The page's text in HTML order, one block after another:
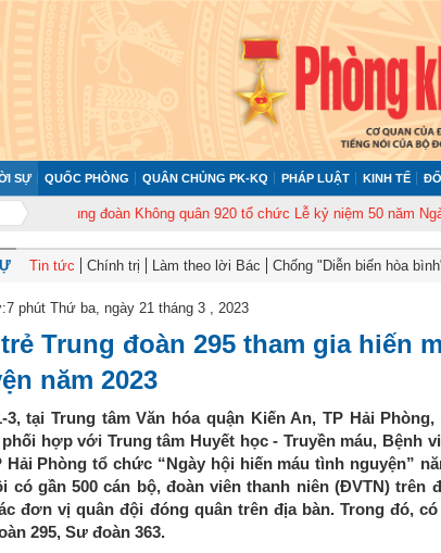
SỰ QUỐC PHÒNG QUÂN CHỦNG PK-KQ PHÁP LUẬT KINH TẾ
Trung đoàn Không quân 920 tổ chức Lễ kỷ niệm 50 năm Ngày
Tin tức Chính trị Làm theo lời Bác Chống "Diễn biến hòa
phút Thứ ba, ngày 21 tháng 3 , 2023
Trung đoàn 295 tham gia hiến
năm 2023
3, tại Trung tâm Văn hóa quận Kiến An, TP Hải
hợp với Trung tâm Huyết học - Truyền máu, Bệnh
Hải Phòng tổ chức “Ngày hội hiến máu tình nguyện”
có gần 500 cán bộ, đoàn viên thanh niên (ĐVTN) trên
đơn vị quân đội đóng quân trên địa bàn. Trong đó, có
295, Sư đoàn 363.